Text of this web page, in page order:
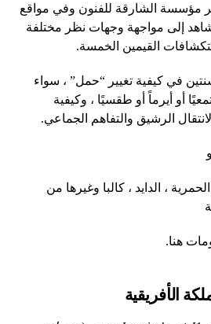
مؤسسة الشارقة للفنون وفي مواقع
إلى مواجهة وجهات نظر مختلفة
القيمين الخمسة.
في كيفية تغيير “حمل” ، سواء
أو أيرماً أو طقسيًا ، وكيفية
الرشيق والتفاهم الجماعي.
، الدايد ، كالبا وغيرها من
هنا.
الأفريقية